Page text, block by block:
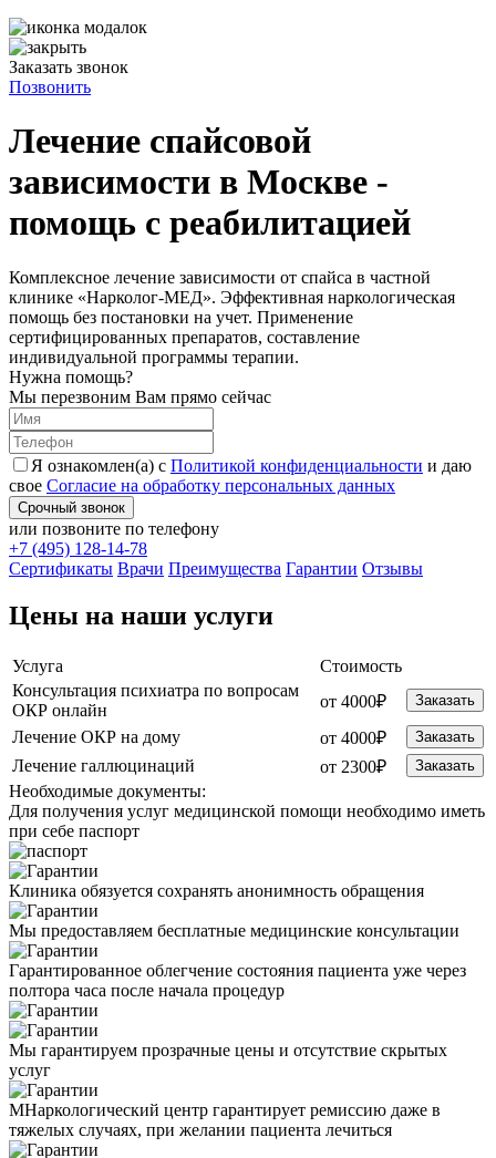
Заказать звонок
Позвонить
Лечение спайсовой
зависимости в Москве -
помощь с реабилитацией
Комплексное лечение зависимости от спайса в частной
клинике «Нарколог-МЕД». Эффективная наркологическая
помощь без постановки на учет. Применение
сертифицированных препаратов, составление
индивидуальной программы терапии.
Нужна помощь?
Мы перезвоним Вам прямо сейчас
Я ознакомлен(а) с Политикой конфиденциальности и даю
свое Согласие на обработку персональных данных
Срочный звонок
или позвоните по телефону
+7 (495) 128-14-78
Cертификаты Врачи Преимущества Гарантии Отзывы
Цены на наши услуги
Услуга
Стоимость
Консультация психиатра по вопросам
ОКР онлайн
от 4000₽ Заказать
Лечение ОКР на дому от 4000₽ Заказать
Лечение галлюцинаций от 2300₽ Заказать
Необходимые документы:
Для получения услуг медицинской помощи необходимо иметь
при себе паспорт
Клиника обязуется сохранять анонимность обращения
Мы предоставляем бесплатные медицинские консультации
Гарантированное облегчение состояния пациента уже через
полтора часа после начала процедур
Мы гарантируем прозрачные цены и отсутствие скрытых
услуг
МНаркологический центр гарантирует ремиссию даже в
тяжелых случаях, при желании пациента лечиться